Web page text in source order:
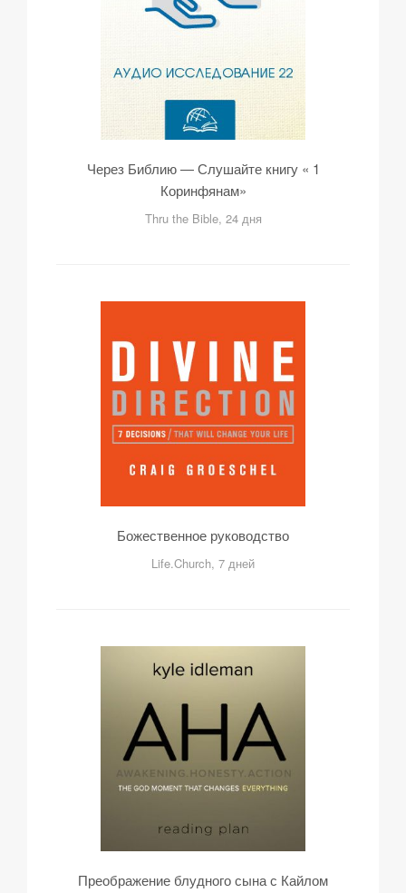
Через Библию — Слушайте книгу « 1
Коринфянам»
Thru the Bible, 24 дня
Божественное руководство
Life.Church, 7 дней
Преображение блудного сына с Кайлом